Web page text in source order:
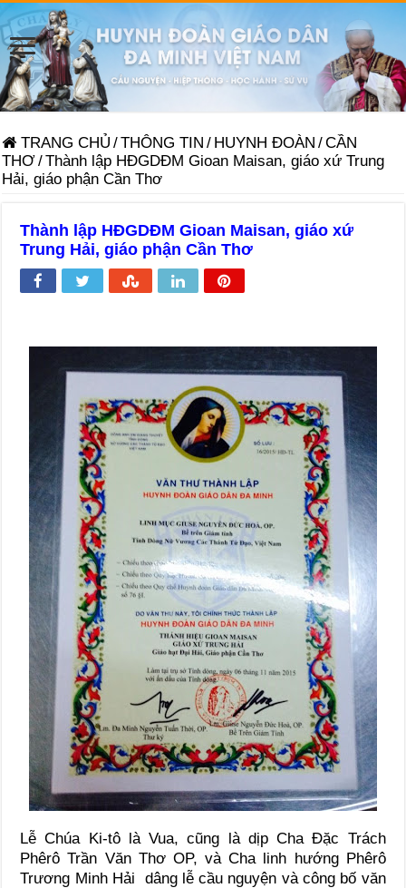
TRANG CHỦ /THÔNG TIN / HUYNH ĐOÀN /CẦN
THƠ/Thành lập HĐGDĐM Gioan Maisan, giáo xứ Trung
Hải, giáo phận Cần Thơ
Thành lập HĐGDĐM Gioan Maisan, giáo xứ
Trung Hải, giáo phận Cần Thơ
Lễ Chúa Ki-tô là Vua, cũng là dịp Cha Đặc Trách
Phêrô Trần Văn Thơ OP, và Cha linh hướng Phêrô
Trương Minh Hải dâng lễ cầu nguyện và công bố văn